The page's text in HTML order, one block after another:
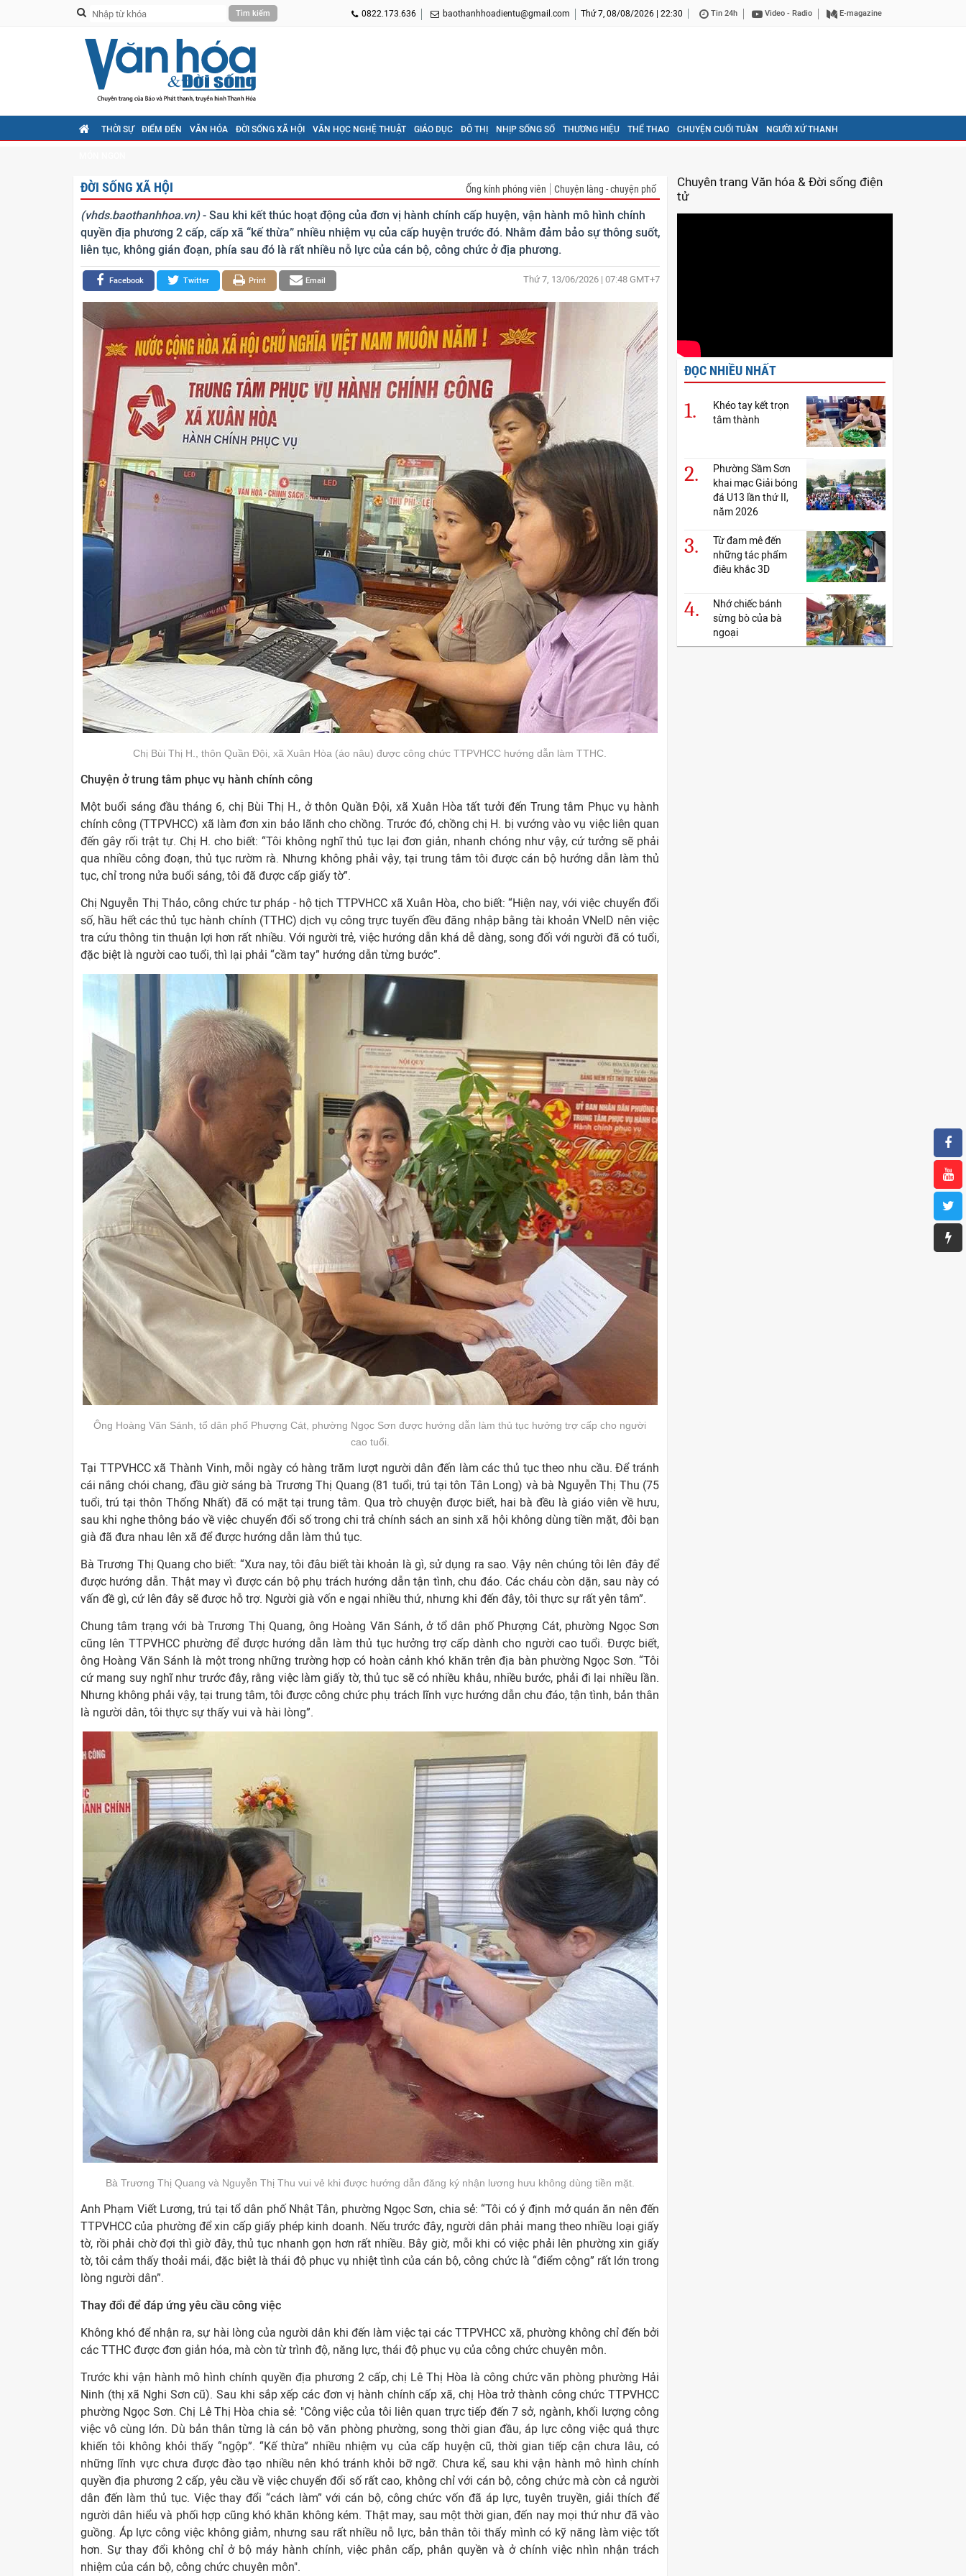
0822.173.636 baothanhhoadientu@gmail.com Thứ 7, 08/08/2026 | 22:30 Tin 24h Video - Radio E-magazine
THỜI SỰ ĐIỂM ĐẾN VĂN HÓA ĐỜI SỐNG XÃ HỘI VĂN HỌC NGHỆ THUẬT GIÁO DỤC ĐÔ THỊ NHỊP SỐNG SỐ THƯƠNG HIỆU THỂ THAO CHUYỆN CUỐI TUẦN NGƯỜI XỨ THANH
ĐỜI SỐNG XÃ HỘI Ống kính phóng viên Chuyện làng - chuyện phố
(vhds.baothanhhoa.vn)- Sau khi kết thúc hoạt động của đơn vị hành chính cấp huyện, vận hành mô hình chính
quyền địa phương 2 cấp, cấp xã “kế thừa” nhiều nhiệm vụ của cấp huyện trước đó. Nhằm đảm bảo sự thông suốt,
liên tục, không gián đoạn, phía sau đó là rất nhiều nỗ lực của cán bộ, công chức ở địa phương.
Email
Print
Twitter
Facebook Thứ 7, 13/06/2026 | 07:48 GMT+7
Chị Bùi Thị H., thôn Quần Đội, xã Xuân Hòa (áo nâu) được công chức TTPVHCC hướng dẫn làm TTHC.
Chuyện ở trung tâm phục vụ hành chính công
Một buổi sáng đầu tháng 6, chị Bùi Thị H., ở thôn Quần Đội, xã Xuân Hòa tất tưởi đến Trung tâm Phục vụ hành
chính công (TTPVHCC) xã làm đơn xin bảo lãnh cho chồng. Trước đó, chồng chị H. bị vướng vào vụ việc liên quan
đến gây rối trật tự. Chị H. cho biết: “Tôi không nghĩ thủ tục lại đơn giản, nhanh chóng như vậy, cứ tưởng sẽ phải
qua nhiều công đoạn, thủ tục rườm rà. Nhưng không phải vậy, tại trung tâm tôi được cán bộ hướng dẫn làm thủ
tục, chỉ trong nửa buổi sáng, tôi đã được cấp giấy tờ”.
Chị Nguyễn Thị Thảo, công chức tư pháp - hộ tịch TTPVHCC xã Xuân Hòa, cho biết: “Hiện nay, với việc chuyển đổi
số, hầu hết các thủ tục hành chính (TTHC) dịch vụ công trực tuyến đều đăng nhập bằng tài khoản VNeID nên việc
tra cứu thông tin thuận lợi hơn rất nhiều. Với người trẻ, việc hướng dẫn khá dễ dàng, song đối với người đã có tuổi,
đặc biệt là người cao tuổi, thì lại phải “cầm tay” hướng dẫn từng bước”.
Ông Hoàng Văn Sánh, tổ dân phố Phượng Cát, phường Ngọc Sơn được hướng dẫn làm thủ tục hưởng trợ cấp cho người
cao tuổi.
Tại TTPVHCC xã Thành Vinh, mỗi ngày có hàng trăm lượt người dân đến làm các thủ tục theo nhu cầu. Để tránh
cái nắng chói chang, đầu giờ sáng bà Trương Thị Quang (81 tuổi, trú tại tôn Tân Long) và bà Nguyễn Thị Thu (75
tuổi, trú tại thôn Thống Nhất) đã có mặt tại trung tâm. Qua trò chuyện được biết, hai bà đều là giáo viên về hưu,
sau khi nghe thông báo về việc chuyển đổi số trong chi trả chính sách an sinh xã hội không dùng tiền mặt, đôi bạn
già đã đưa nhau lên xã để được hướng dẫn làm thủ tục.
Bà Trương Thị Quang cho biết: “Xưa nay, tôi đâu biết tài khoản là gì, sử dụng ra sao. Vậy nên chúng tôi lên đây để
được hướng dẫn. Thật may vì được cán bộ phụ trách hướng dẫn tận tình, chu đáo. Các cháu còn dặn, sau này có
vấn đề gì, cứ lên đây sẽ được hỗ trợ. Người già vốn e ngại nhiều thứ, nhưng khi đến đây, tôi thực sự rất yên tâm”.
Chung tâm trạng với bà Trương Thị Quang, ông Hoàng Văn Sánh, ở tổ dân phố Phượng Cát, phường Ngọc Sơn
cũng lên TTPVHCC phường để được hướng dẫn làm thủ tục hưởng trợ cấp dành cho người cao tuổi. Được biết,
ông Hoàng Văn Sánh là một trong những trường hợp có hoàn cảnh khó khăn trên địa bàn phường Ngọc Sơn. “Tôi
cứ mang suy nghĩ như trước đây, rằng việc làm giấy tờ, thủ tục sẽ có nhiều khâu, nhiều bước, phải đi lại nhiều lần.
Nhưng không phải vậy, tại trung tâm, tôi được công chức phụ trách lĩnh vực hướng dẫn chu đáo, tận tình, bản thân
là người dân, tôi thực sự thấy vui và hài lòng”.
Bà Trương Thị Quang và Nguyễn Thị Thu vui vẻ khi được hướng dẫn đăng ký nhận lương hưu không dùng tiền mặt.
Anh Phạm Viết Lương, trú tại tổ dân phố Nhật Tân, phường Ngọc Sơn, chia sẻ: “Tôi có ý định mở quán ăn nên đến
TTPVHCC của phường để xin cấp giấy phép kinh doanh. Nếu trước đây, người dân phải mang theo nhiều loại giấy
tờ, rồi phải chờ đợi thì giờ đây, thủ tục nhanh gọn hơn rất nhiều. Bây giờ, mỗi khi có việc phải lên phường xin giấy
tờ, tôi cảm thấy thoải mái, đặc biệt là thái độ phục vụ nhiệt tình của cán bộ, công chức là “điểm cộng” rất lớn trong
lòng người dân”.
Thay đổi để đáp ứng yêu cầu công việc
Không khó để nhận ra, sự hài lòng của người dân khi đến làm việc tại các TTPVHCC xã, phường không chỉ đến bởi
các TTHC được đơn giản hóa, mà còn từ trình độ, năng lực, thái độ phục vụ của công chức chuyên môn.
Trước khi vận hành mô hình chính quyền địa phương 2 cấp, chị Lê Thị Hòa là công chức văn phòng phường Hải
Ninh (thị xã Nghi Sơn cũ). Sau khi sắp xếp các đơn vị hành chính cấp xã, chị Hòa trở thành công chức TTPVHCC
phường Ngọc Sơn. Chị Lê Thị Hòa chia sẻ: "Công việc của tôi liên quan trực tiếp đến 7 sở, ngành, khối lượng công
việc vô cùng lớn. Dù bản thân từng là cán bộ văn phòng phường, song thời gian đầu, áp lực công việc quả thực
khiến tôi không khỏi thấy “ngộp”. “Kế thừa” nhiều nhiệm vụ của cấp huyện cũ, thời gian tiếp cận chưa lâu, có
những lĩnh vực chưa được đào tạo nhiều nên khó tránh khỏi bỡ ngỡ. Chưa kể, sau khi vận hành mô hình chính
quyền địa phương 2 cấp, yêu cầu về việc chuyển đổi số rất cao, không chỉ với cán bộ, công chức mà còn cả người
dân đến làm thủ tục. Việc thay đổi “cách làm” với cán bộ, công chức vốn đã áp lực, tuyên truyền, giải thích để
người dân hiểu và phối hợp cũng khó khăn không kém. Thật may, sau một thời gian, đến nay mọi thứ như đã vào
guồng. Áp lực công việc không giảm, nhưng sau rất nhiều nỗ lực, bản thân tôi thấy mình có kỹ năng làm việc tốt
hơn. Sự thay đổi không chỉ ở bộ máy hành chính, việc phân cấp, phân quyền và ở chính việc nhìn nhận trách
nhiệm của cán bộ, công chức chuyên môn".
Chuyên trang Văn hóa & Đời sống điện
tử
ĐỌC NHIỀU NHẤT
1.
Khéo tay kết trọn
tâm thành
2.
Phường Sầm Sơn
khai mạc Giải bóng
đá U13 lần thứ II,
năm 2026
3.
Từ đam mê đến
những tác phẩm
điêu khắc 3D
4.
Nhớ chiếc bánh
sừng bò của bà
ngoại